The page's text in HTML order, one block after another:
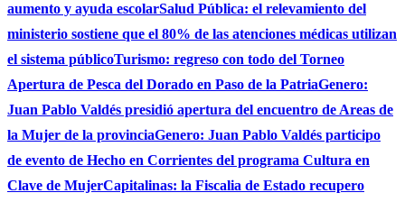
aumento y ayuda escolarSalud Pública: el relevamiento del
ministerio sostiene que el 80% de las atenciones médicas utilizan
el sistema públicoTurismo: regreso con todo del Torneo
Apertura de Pesca del Dorado en Paso de la PatriaGenero:
Juan Pablo Valdés presidió apertura del encuentro de Areas de
la Mujer de la provinciaGenero: Juan Pablo Valdés participo
de evento de Hecho en Corrientes del programa Cultura en
Clave de MujerCapitalinas: la Fiscalia de Estado recupero